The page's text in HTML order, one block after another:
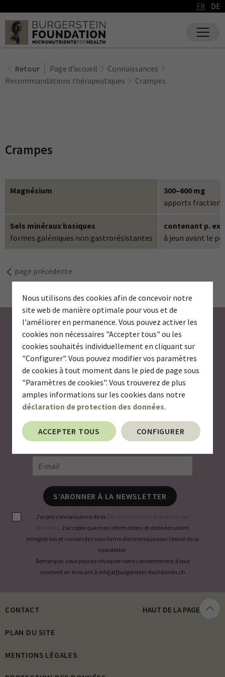
Nous utilisons des cookies afin de concevoir notre
site web de manière optimale pour vous et de
l'améliorer en permanence. Vous pouvez activer les
cookies non nécessaires "Accepter tous" ou les
cookies souhaités individuellement en cliquant sur
"Configurer". Vous pouvez modifier vos paramètres
de cookies à tout moment dans le pied de page sous
"Paramètres de cookies". Vous trouverez de plus
amples informations sur les cookies dans notre
déclaration de protection des données.
ACCEPTER TOUS CONFIGURER
FR DE
Retour Page d’accueil
Connaissances
Recommandations thérapeutiques
Crampes
Crampes
Magnésium
300–600 mg
apports
Sels minéraux basiques
formes galéniques non gastrorésistantes
contenant p. ex.
à jeun avant le
page précédente
S’abonner à la newsletter
Voulez-vous être informé(e) des nouveautés en
provenance du monde des micronutriments? Abonnez-
vous à notre newsletter pour recevoir à l’avenir des
nouvelles intéressantes sur les vitamines, les minéraux,
les oligoéléments et d’autres substances actives
précieuses telles que les acides gras, les probiotiques et
les extraits de plantes.
S’ABONNER À LA NEWSLETTER
J’ai pris connaissance de la Déclaration sur la protection des
données. J’accepte que mes informations et données soient
enregistrées et conservées sous forme électronique pour l’envoi de la
newsletter.
Remarque: vous pouvez révoquer votre consentement à tout
moment en écrivant à info[at]burgerstein-foundation.ch
CONTACT
PLAN DU SITE
MENTIONS LÉGALES
HAUT DE LA PAGE